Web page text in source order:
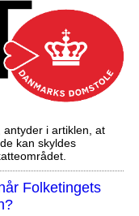
antyder i artiklen, at
kan skyldes
Folketingets